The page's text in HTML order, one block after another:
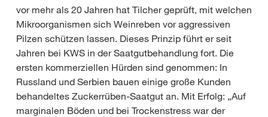
vor mehr als 20 Jahren hat Tilcher geprüft, mit welchen
Mikroorganismen sich Weinreben vor aggressiven
Pilzen schützen lassen. Dieses Prinzip führt er seit
Jahren bei KWS in der Saatgutbehandlung fort. Die
ersten kommerziellen Hürden sind genommen: In
Russland und Serbien bauen einige große Kunden
behandeltes Zuckerrüben-Saatgut an. Mit Erfolg: „Auf
marginalen Böden und bei Trockenstress war der